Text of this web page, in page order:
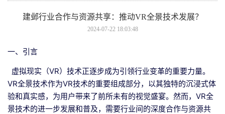
建邺行业合作与资源共享：推动VR全景技术发展？
2024-07-22 18:03:48
一、引言
虚拟现实（VR）技术正逐步成为引领行业变革的重要力量。
VR全景技术作为VR技术的重要组成部分，以其独特的沉浸式体
验和真实感，为用户带来了前所未有的视觉盛宴。然而，VR全
景技术的进一步发展和普及，需要行业间的深度合作与资源共